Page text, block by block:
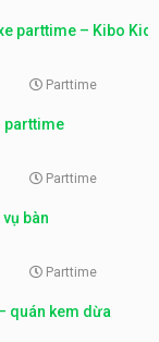
parttime – Kibo Kid
Parttime
parttime
Parttime
bàn
Parttime
quán kem dừa